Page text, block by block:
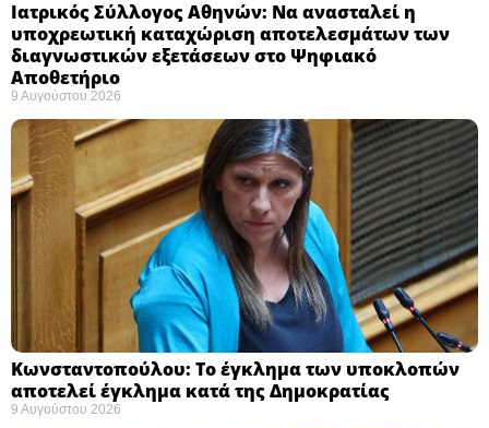
Ιατρικός Σύλλογος Αθηνών: Να ανασταλεί η
υποχρεωτική καταχώριση αποτελεσμάτων των
διαγνωστικών εξετάσεων στο Ψηφιακό
Αποθετήριο ​
9 Αυγούστου 2026
Κωνσταντοπούλου: Το έγκλημα των υποκλοπών
αποτελεί έγκλημα κατά της Δημοκρατίας ​
9 Αυγούστου 2026